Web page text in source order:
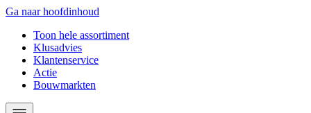
Ga naar hoofdinhoud
Toon hele assortiment
Klusadvies
Klantenservice
Actie
Bouwmarkten